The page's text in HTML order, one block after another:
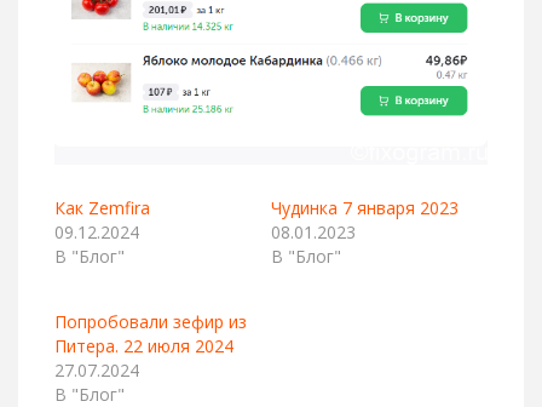
Как Zemfira
09.12.2024
В "Блог"
Чудинка 7 января 2023
08.01.2023
В "Блог"
Попробовали зефир из
Питера. 22 июля 2024
27.07.2024
В "Блог"